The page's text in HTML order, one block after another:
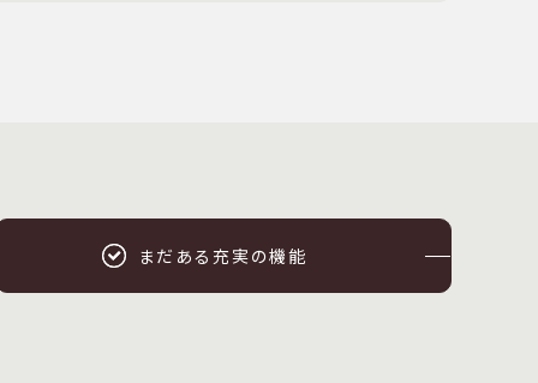
まだある充実の機能